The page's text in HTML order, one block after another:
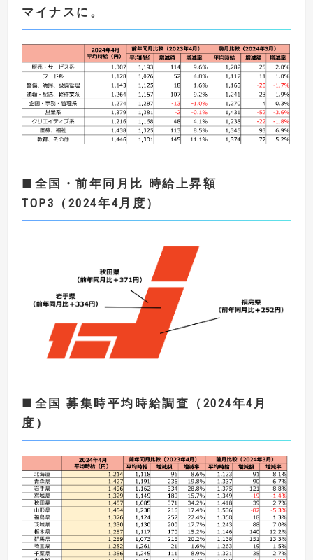
マイナスに。
■ 全国・前年同月比 時給上昇額
TOP3
（ 2024年4月度）
■ 全国 募集時平均時給調査（ 2024年4 月
度 ）